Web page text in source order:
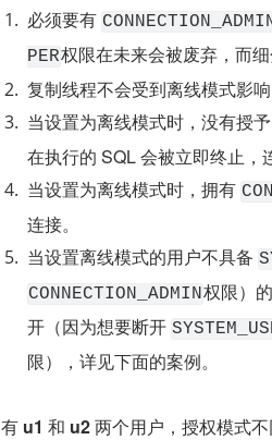
必须要有
PER权限在未来会被废弃，而
复制线程不会受到离线模式影响
当设置为离线模式时，没有授予
在执行的 SQL 会被立即终止，
当设置为离线模式时，拥有
连接。
当设置离线模式的用户不具备
CONNECTION_ADMIN权限）
开（因为想要断开
限），详见下面的案例。
有 u1 和 u2 两个用户，授权模式